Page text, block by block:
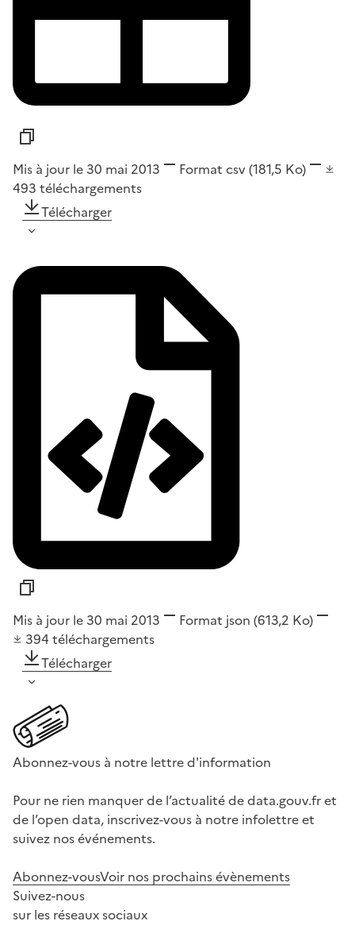
Mis à jour le 30 mai 2013 Format csv(181,5 Ko)
493 téléchargements
Télécharger
Mis à jour le 30 mai 2013 Format json (613,2 Ko)
394 téléchargements
Télécharger
Abonnez-vous à notre lettre d'information
Pour ne rien manquer de l’actualité de data.gouv.fr et
de l’open data, inscrivez-vous à notre infolettre et
suivez nos événements.
Abonnez-vousVoir nos prochains évènements
Suivez-nous
sur les réseaux sociaux